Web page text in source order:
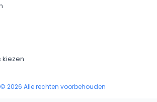
kiezen
2026 Alle rechten voorbehouden